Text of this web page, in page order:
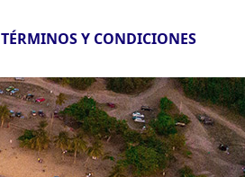
TÉRMINOS Y CONDICIONES